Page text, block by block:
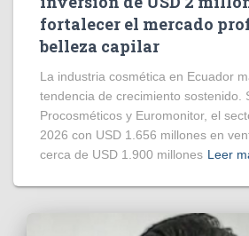
fortalecer el mercado
belleza capilar
La industria cosmética en Ecuador
tendencia de crecimiento sostenido.
Procosméticos y Euromonitor, el
2026 con USD 1.656 millones en
cerca de USD 1.900 millones Leer